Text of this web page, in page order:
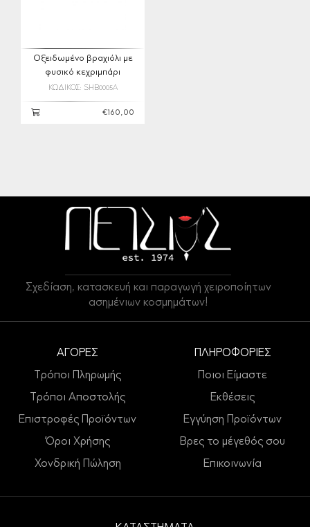
Οξειδωμένο βραχιόλι με
φυσικό κεχριμπάρι
ΚΩΔΙΚΟΣ: SHB0005A
€160,00
Σχεδίαση, κατασκευή και παραγωγή χειροποίητων
ασημένιων κοσμημάτων!
ΑΓΟΡΕΣ
Τρόποι Πληρωμής
Τρόποι Αποστολής
Επιστροφές Προϊόντων
Όροι Χρήσης
Χονδρική Πώληση
ΠΛΗΡΟΦΟΡΙΕΣ
Ποιοι Είμαστε
Εκθέσεις
Εγγύηση Προϊόντων
Βρες το μέγεθός σου
Επικοινωνία